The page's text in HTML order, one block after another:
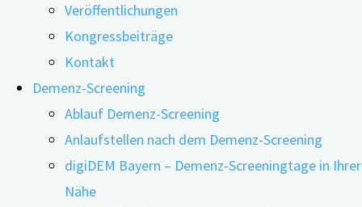
Veröffentlichungen
Kongressbeiträge
Kontakt
Demenz-Screening
Ablauf Demenz-Screening
Anlaufstellen nach dem Demenz-Screening
digiDEM Bayern – Demenz-Screeningtage in Ihrer
Nähe
„Autonomie und Demenz“